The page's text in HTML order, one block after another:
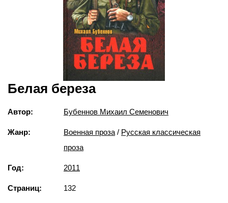
Белая береза
Автор: Бубеннов Михаил Семенович
Жанр: Военная проза / Русская классическая
проза
Год: 2011
Страниц: 132